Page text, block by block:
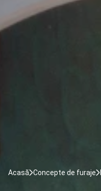
Acasă Concepte de furaje